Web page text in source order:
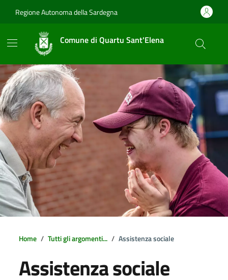
Regione Autonoma della Sardegna
Comune di Quartu Sant'Elena
Home Tutti gli argomenti... Assistenza sociale
Assistenza sociale